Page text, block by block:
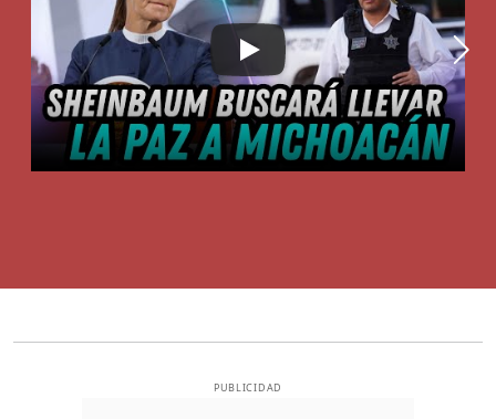
PUBLICIDAD